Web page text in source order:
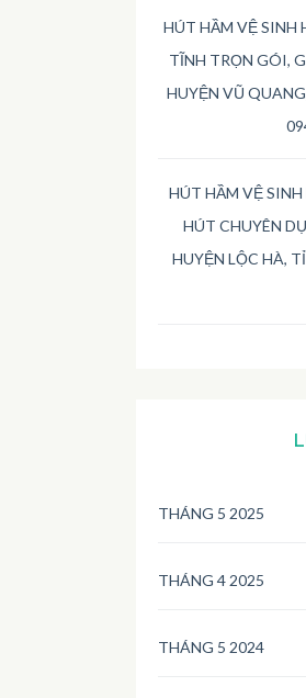
HÚT HẦM VỆ SINH
TĨNH TRỌN GÓI,
HUYỆN VŨ
HÚT HẦM VỆ SINH
HÚT CHUYÊN
HUYỆN LỘC HÀ,
THÁNG 5 2025
THÁNG 4 2025
THÁNG 5 2024